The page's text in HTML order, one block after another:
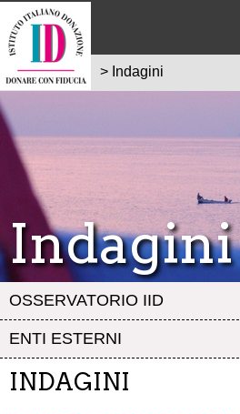
Indagini
OSSERVATORIO IID
ENTI ESTERNI
> Indagini
INDAGINI